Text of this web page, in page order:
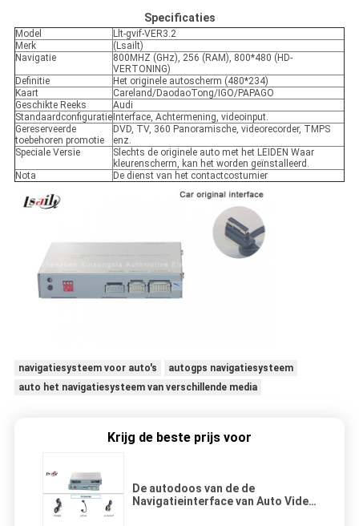
Specificaties
Model
Llt-gvif-VER3.2
Merk
(Lsailt)
Navigatie
800MHZ (GHz), 256 (RAM), 800*480 (HD-
VERTONING)
Definitie
Het originele autoscherm (480*234)
Kaart
Careland/DaodaoTong/IGO/PAPAGO
Geschikte Reeks
Audi
Standaardconfiguratie Interface, Achtermening, videoinput.
Gereserveerde
toebehoren promotie
DVD, TV, 360 Panoramische, videorecorder, TMPS
enz.
Speciale Versie
Slechts de originele auto met het LEIDEN Waar
kleurenscherm, kan het worden geïnstalleerd.
Nota
De dienst van het contactcostumier
navigatiesysteem voor auto's
autogps navigatiesysteem
auto het navigatiesysteem van verschillende media
Krijg de beste prijs voor
De autodoos van de de
Navigatieinterface van Auto Video